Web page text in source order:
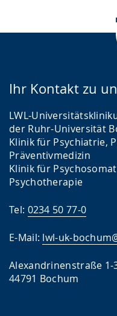
Ihr Kontakt zu
LWL-
der Ruhr-Universität
Klinik für Psychiatrie,
Präventivmedizin
Klinik für
Psychotherapie
Tel: 0234 50 77-0
E-Mail: lwl-uk-
Alexandrinenstraße 1-
44791 Bochum